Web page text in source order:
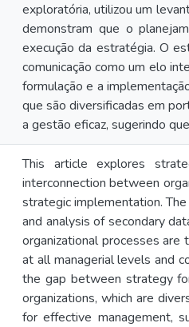
exploratória, utilizou um
demonstram que o
execução da estratégia. O
comunicação como um elo
formulação e a
que são diversificadas em
a gestão eficaz, sugerindo
This article explores
interconnection between
strategic implementation.
and analysis of secondary
organizational processes
at all managerial levels and
the gap between strategy
organizations, which are
for effective management,